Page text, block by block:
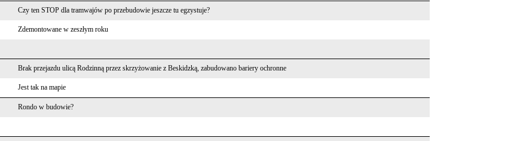
Czy ten STOP dla tramwajów po przebudowie jeszcze tu egzystuje?
Zdemontowane w zeszłym roku
Brak przejazdu ulicą Rodzinną przez skrzyżowanie z Beskidzką, zabudowano bariery ochronne
Jest tak na mapie
Rondo w budowie?